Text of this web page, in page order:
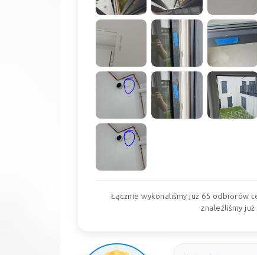
Łącznie wykonaliśmy już 65 odbiorów
znaleźliśmy